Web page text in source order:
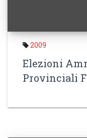
2009
Elezioni
Provinciali